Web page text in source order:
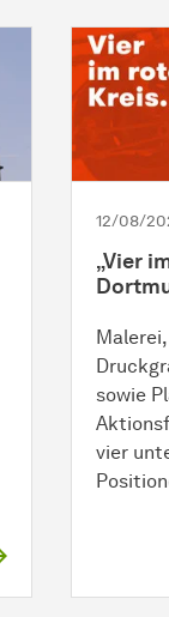
12/08/
„Vier
sowie
vier